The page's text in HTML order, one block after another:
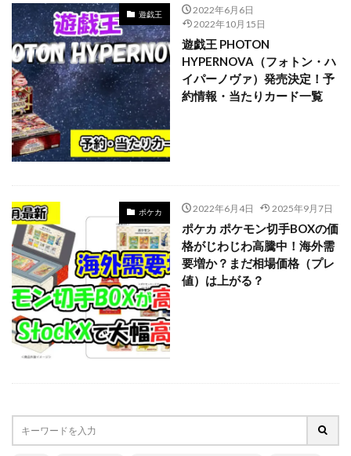
遊戯王
2022年6月6日
2022年10月15日
遊戯王 PHOTON
HYPERNOVA（フォトン・ハ
イパーノヴァ）発売決定！予
約情報・当たりカード一覧
ポケカ 2022年6月4日 2025年9月7日
ポケカ ポケモン切手BOXの価
格がじわじわ高騰中！海外需
要増か？まだ相場価格（プレ
値）は上がる？
20thシク
20thシークレット 20周年記念
25th ANNIVERSARY COLLECTION
25th ANNIVERSARY COLLECTION スペシャルセット
25th ANNIVERSARY ULTIMATE KAIBA SET
25thシク
25thシークレット
25周年
700本限定
A Ripple in Time（時の波紋）
ANIMATION CHRONICLE 2021
ANIMATION CHRONICLE 2022
ART WORKS MONSTERS
BATTLE OF CHAOS
BE@RBRICK
BURST OF DESTINY
Charizard Card
Crystalized Charmander
CRYSTALIZED SQUIRTLE
CYBERSTORM ACCESS
daniel arsham
DARKWING BLAST
DAWN OF MAJESTY
DIMENSION FORCE
DUELIST NEXUS
DVD
ebay Evil★Twin デュエルセット
GXウルトラシャイニー
HISTORY ARCHIVE COLLECTION
HYPEBEAST
jeweled lotus